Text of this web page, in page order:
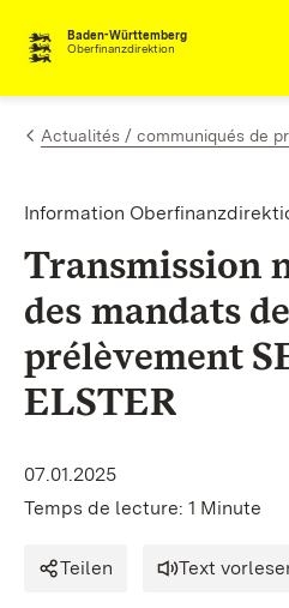
Passer au contenu
Baden-Württemberg
Oberfinanzdirektion
Actualités / communiqués de
Information
Transmission
des mandats de
prélèvement
ELSTER
07.01.2025
Temps de lecture: 1 Minute
Teilen Text